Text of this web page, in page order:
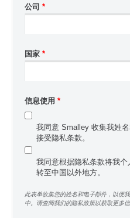
公司 *
国家 *
信息使用 *
我同意 Smalley 收集我姓
接受隐私条款。
我同意根据隐私条款将我
转至中国以外地方。
此表单收集您的姓名和电子邮件，以便
中。请查阅我们的隐私政策以获取更多信